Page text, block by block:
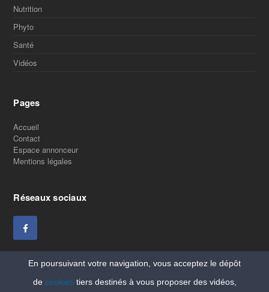
Nutrition
Phyto
Santé
Vidéos
Pages
Accueil
Contact
Espace annonceur
Mentions légales
Réseaux sociaux
En poursuivant votre navigation, vous acceptez le dépôt
de cookiestiers destinés à vous proposer des vidéos,